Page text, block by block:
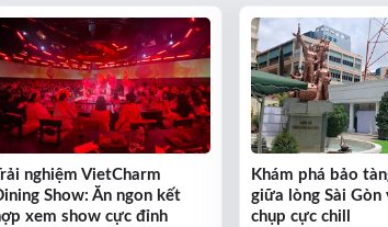
nghiệm VietCharm
Show: Ăn ngon kết
xem show cực đỉnh
Khám phá bảo
giữa lòng Sài Gòn
chụp cực chill